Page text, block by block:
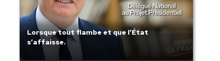
Lorsque tout flambe et que l’État
s’affaisse.